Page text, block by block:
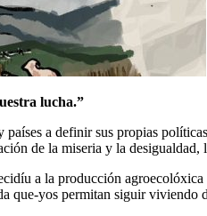
lucha.”
a definir sus propias
de la miseria y la
a la producción
que-yos permitan siguir viviendo